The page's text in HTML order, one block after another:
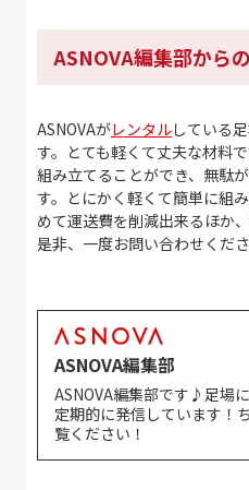
ASNOVA編集部から
ASNOVAがレンタルしている
す。とても軽くて丈夫な材料
組み立てることができ、無駄
す。とにかく軽くて簡単に組
めて運送費を削減出来るほか
是非、一度お問い合わせくださ
ASNOVA編集部
ASNOVA編集部です♪足場
定期的に発信しています！
覧ください！